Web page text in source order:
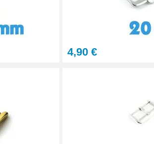
si vous choisissez de faire
Montre 12 pièces + Sacoche - Réparation
pose de précision réparation bracelet
4,90 €